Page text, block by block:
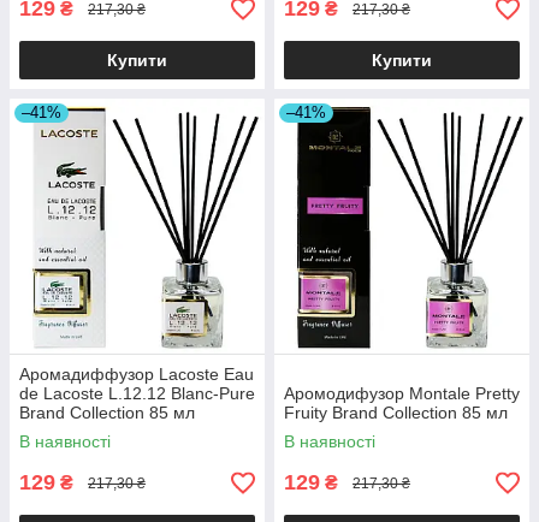
129 ₴ 217,30 ₴
Купити
129 ₴ 217,30 ₴
Купити
–41%
Аромадиффузор Lacoste Eau
de Lacoste L.12.12 Blanc-Pure
Brand Collection 85 мл
В наявності
129 ₴ 217,30 ₴
–41%
Аромодифузор Montale Pretty
Fruity Brand Collection 85 мл
В наявності
129 ₴ 217,30 ₴